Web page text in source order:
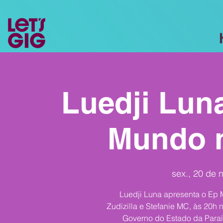
Luedji
Mundo
sex., 20 de
Luedji Luna apresenta o Ep
Zudizilla e Stefanie MC, às 20h
Governo do Estado da